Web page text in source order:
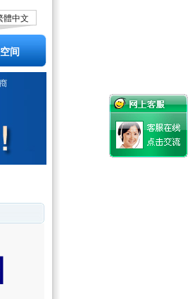
體中文
间